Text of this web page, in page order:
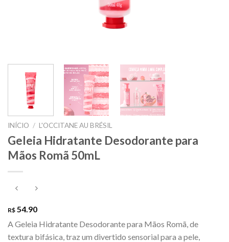
INÍCIO / L'OCCITANE AU BRÉSIL
Geleia Hidratante Desodorante para
Mãos Romã 50mL
R$ 54.90
A Geleia Hidratante Desodorante para Mãos Romã, de
textura bifásica, traz um divertido sensorial para a pele,